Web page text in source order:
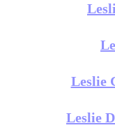
Leslie
Leslie